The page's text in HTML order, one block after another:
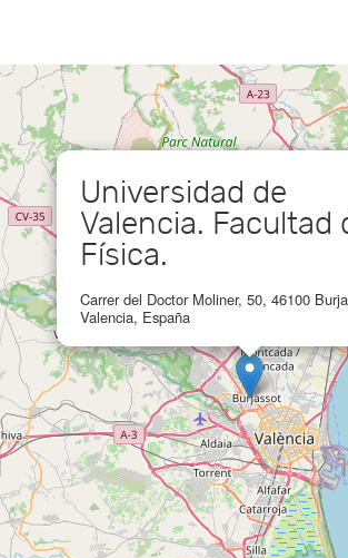
Universidad de
Valencia. Facultad
Física.
Carrer del Doctor Moliner, 50, 46100
Valencia, España